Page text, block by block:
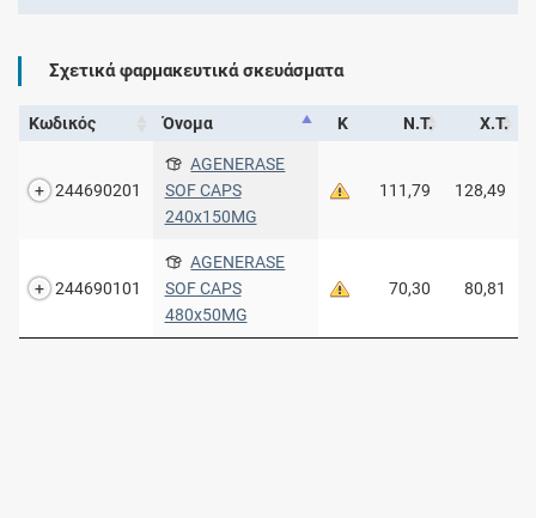
Σχετικά φαρμακευτικά σκευάσματα
Κωδικός Όνομα Κ Ν.Τ. Χ.Τ.
244690201
AGENERASE
SOF CAPS
240x150MG
111,79 128,49
244690101
AGENERASE
SOF CAPS
480x50MG
70,30 80,81